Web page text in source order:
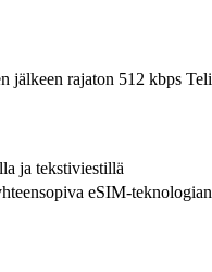
jälkeen rajaton 512 kbps
ja tekstiviestillä
eSIM-